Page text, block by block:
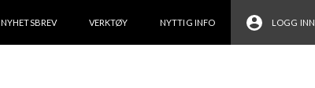
NYHETSBREV VERKTØY NYTTIG INFO LOGG INN